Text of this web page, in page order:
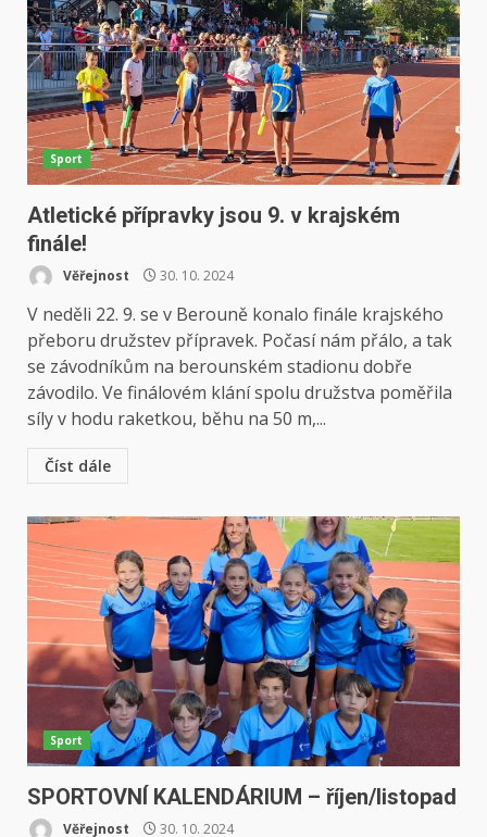
Sport
Atletické přípravky jsou 9. v krajském
finále!
Věřejnost 30. 10. 2024
V neděli 22. 9. se v Berouně konalo finále krajského
přeboru družstev přípravek. Počasí nám přálo, a tak
se závodníkům na berounském stadionu dobře
závodilo. Ve finálovém klání spolu družstva poměřila
síly v hodu raketkou, běhu na 50 m,...
Číst dále
Sport
SPORTOVNÍ KALENDÁRIUM – říjen/listopad
Věřejnost 30. 10. 2024